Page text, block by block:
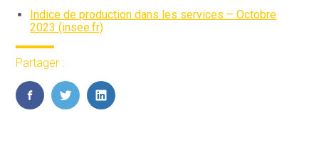
Indice de production dans les services – Octobre
2023 (insee.fr)
Partager :
FaceBook
TwitterLinkedIn